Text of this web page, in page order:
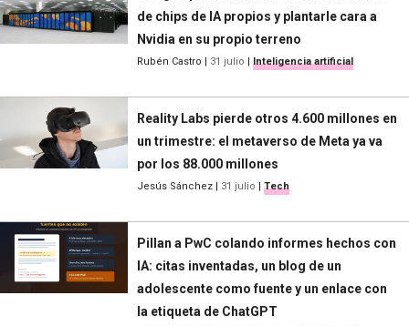
de chips de IA propios y plantarle cara a
Nvidia en su propio terreno
Rubén Castro | 31 julio | Inteligencia artificial
Reality Labs pierde otros 4.600 millones en
un trimestre: el metaverso de Meta ya va
por los 88.000 millones
Jesús Sánchez | 31 julio | Tech
Pillan a PwC colando informes hechos con
IA: citas inventadas, un blog de un
adolescente como fuente y un enlace con
la etiqueta de ChatGPT